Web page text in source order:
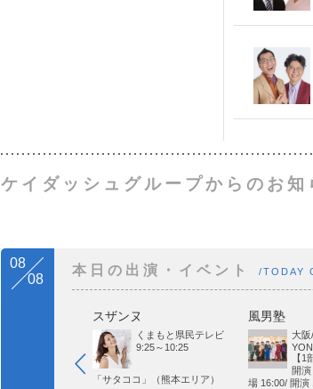
ケイダッシュグループからのお知
08
08
本日の出演・イベント /TODAY
スザンヌ
くまもと県民テレビ
9:25～10:25
「サタココ」（熊本エリア）
風男塾
大阪
【1
開
場 16:00/ 開演